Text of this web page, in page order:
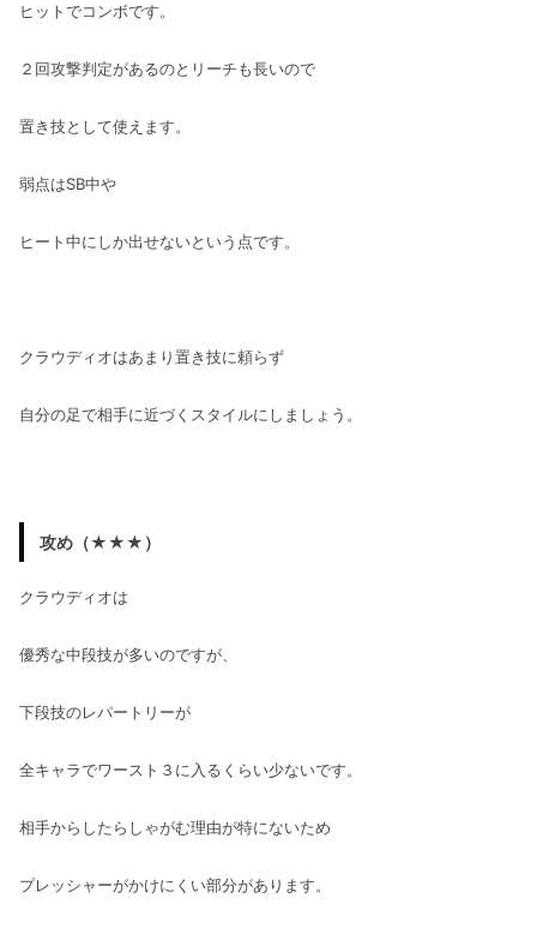
ヒットでコンボです。
２回攻撃判定があるのとリーチも長いので
置き技として使えます。
弱点はSB中や
ヒート中にしか出せないという点です。
クラウディオはあまり置き技に頼らず
自分の足で相手に近づくスタイルにしましょう。
攻め（★★★）
クラウディオは
優秀な中段技が多いのですが、
下段技のレパートリーが
全キャラでワースト３に入るくらい少ないです。
相手からしたらしゃがむ理由が特にないため
プレッシャーがかけにくい部分があります。